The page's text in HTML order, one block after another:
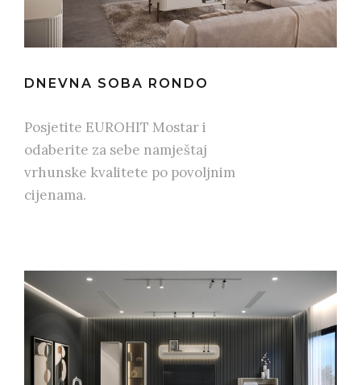
DNEVNA SOBA RONDO
Posjetite EUROHIT Mostar i
odaberite za sebe namještaj
vrhunske kvalitete po povoljnim
cijenama.